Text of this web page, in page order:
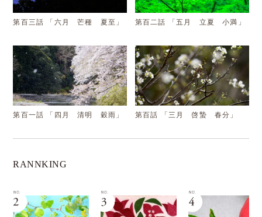
第百三話 「六月 芒種 夏至」 第百二話 「五月 立夏 小満」
第百一話 「四月 清明 穀雨」 第百話 「三月 啓蟄 春分」
RANNKING